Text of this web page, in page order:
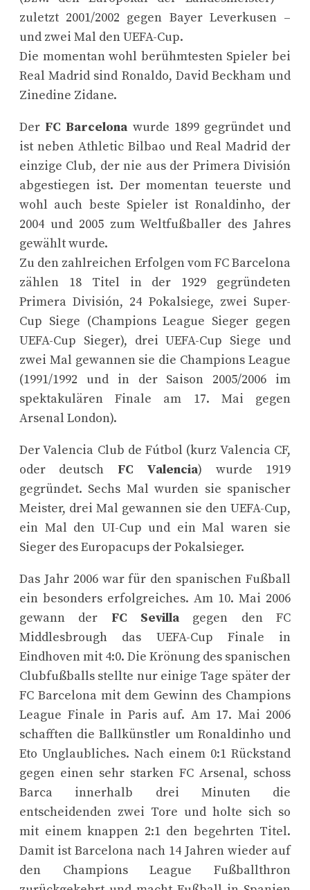
zuletzt 2001/2002 gegen Bayer Leverkusen –
und zwei Mal den UEFA-Cup.
Die momentan wohl berühmtesten Spieler bei
Real Madrid sind Ronaldo, David Beckham und
Zinedine Zidane.
Der FC Barcelona wurde 1899 gegründet und
ist neben Athletic Bilbao und Real Madrid der
einzige Club, der nie aus der Primera División
abgestiegen ist. Der momentan teuerste und
wohl auch beste Spieler ist Ronaldinho, der
2004 und 2005 zum Weltfußballer des Jahres
gewählt wurde.
Zu den zahlreichen Erfolgen vom FC Barcelona
zählen 18 Titel in der 1929 gegründeten
Primera División, 24 Pokalsiege, zwei Super-
Cup Siege (Champions League Sieger gegen
UEFA-Cup Sieger), drei UEFA-Cup Siege und
zwei Mal gewannen sie die Champions League
(1991/1992 und in der Saison 2005/2006 im
spektakulären Finale am 17. Mai gegen
Arsenal London).
Der Valencia Club de Fútbol (kurz Valencia CF,
oder deutsch FC Valencia) wurde 1919
gegründet. Sechs Mal wurden sie spanischer
Meister, drei Mal gewannen sie den UEFA-Cup,
ein Mal den UI-Cup und ein Mal waren sie
Sieger des Europacups der Pokalsieger.
Das Jahr 2006 war für den spanischen Fußball
ein besonders erfolgreiches. Am 10. Mai 2006
gewann der FC Sevilla gegen den FC
Middlesbrough das UEFA-Cup Finale in
Eindhoven mit 4:0. Die Krönung des spanischen
Clubfußballs stellte nur einige Tage später der
FC Barcelona mit dem Gewinn des Champions
League Finale in Paris auf. Am 17. Mai 2006
schafften die Ballkünstler um Ronaldinho und
Eto Unglaubliches. Nach einem 0:1 Rückstand
gegen einen sehr starken FC Arsenal, schoss
Barca innerhalb drei Minuten die
entscheidenden zwei Tore und holte sich so
mit einem knappen 2:1 den begehrten Titel.
Damit ist Barcelona nach 14 Jahren wieder auf
den Champions League Fußballthron